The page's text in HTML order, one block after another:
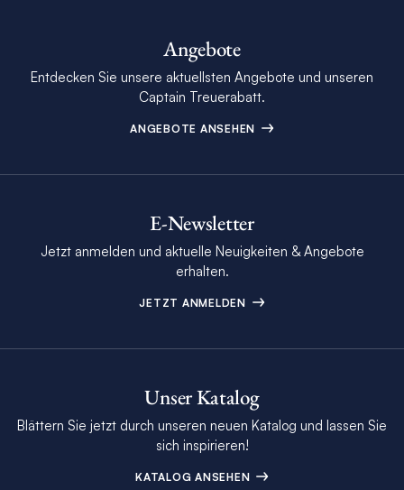
Angebote
Entdecken Sie unsere aktuellsten Angebote und unseren
Captain Treuerabatt.
ANGEBOTE ANSEHEN
E-Newsletter
Jetzt anmelden und aktuelle Neuigkeiten & Angebote
erhalten.
JETZT ANMELDEN
Unser Katalog
Blättern Sie jetzt durch unseren neuen Katalog und lassen Sie
sich inspirieren!
KATALOG ANSEHEN